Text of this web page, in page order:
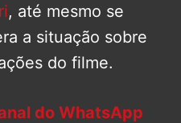
, até mesmo se
a situação sobre
do filme.
do WhatsApp